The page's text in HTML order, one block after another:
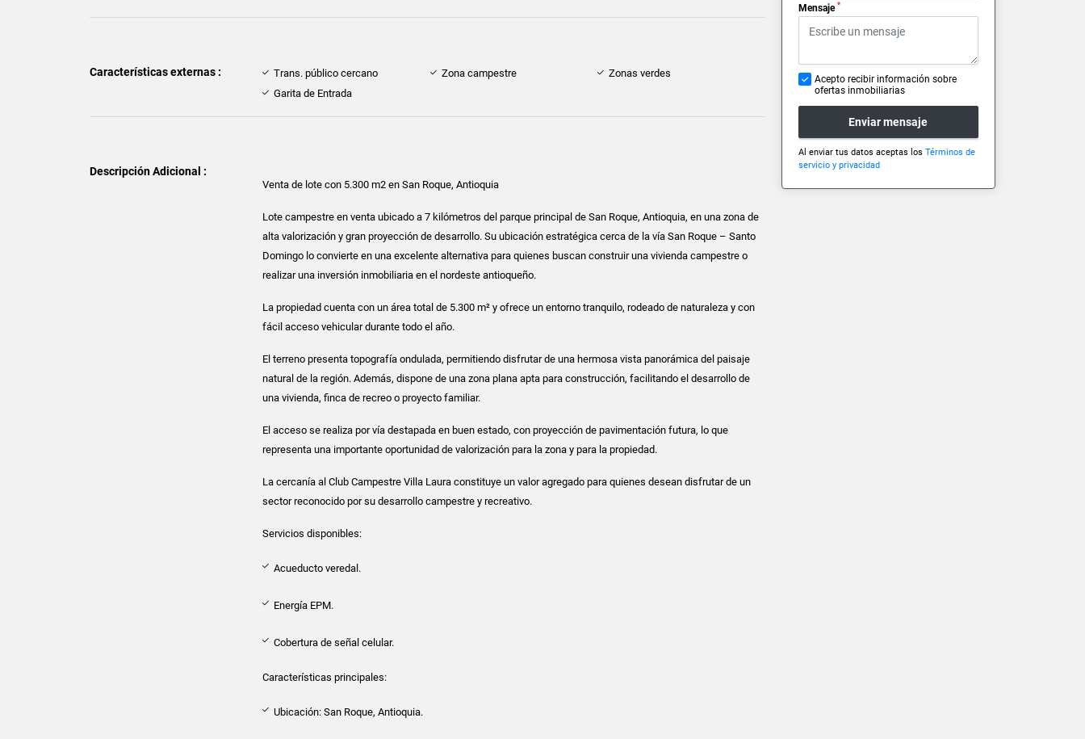
Características externas : Trans. público cercano Zona campestre
Zonas verdes
Garita de Entrada
Descripción Adicional :
Venta de lote con 5.300 m2 en San Roque, Antioquia
Lote campestre en venta ubicado a 7 kilómetros del parque principal de San Roque, Antioquia, en una zona de
alta valorización y gran proyección de desarrollo. Su ubicación estratégica cerca de la vía San Roque – Santo
Domingo lo convierte en una excelente alternativa para quienes buscan construir una vivienda campestre o
realizar una inversión inmobiliaria en el nordeste antioqueño.
La propiedad cuenta con un área total de 5.300 m² y ofrece un entorno tranquilo, rodeado de naturaleza y con
fácil acceso vehicular durante todo el año.
El terreno presenta topografía ondulada, permitiendo disfrutar de una hermosa vista panorámica del paisaje
natural de la región. Además, dispone de una zona plana apta para construcción, facilitando el desarrollo de
una vivienda, finca de recreo o proyecto familiar.
El acceso se realiza por vía destapada en buen estado, con proyección de pavimentación futura, lo que
representa una importante oportunidad de valorización para la zona y para la propiedad.
La cercanía al Club Campestre Villa Laura constituye un valor agregado para quienes desean disfrutar de un
sector reconocido por su desarrollo campestre y recreativo.
Servicios disponibles:
Acueducto veredal.
Energía EPM.
Cobertura de señal celular.
Características principales:
Ubicación: San Roque, Antioquia.
Mensaje *
Acepto recibir información sobre
ofertas inmobiliarias
Enviar mensaje
Al enviar tus datos aceptas los Términos de
servicio y privacidad